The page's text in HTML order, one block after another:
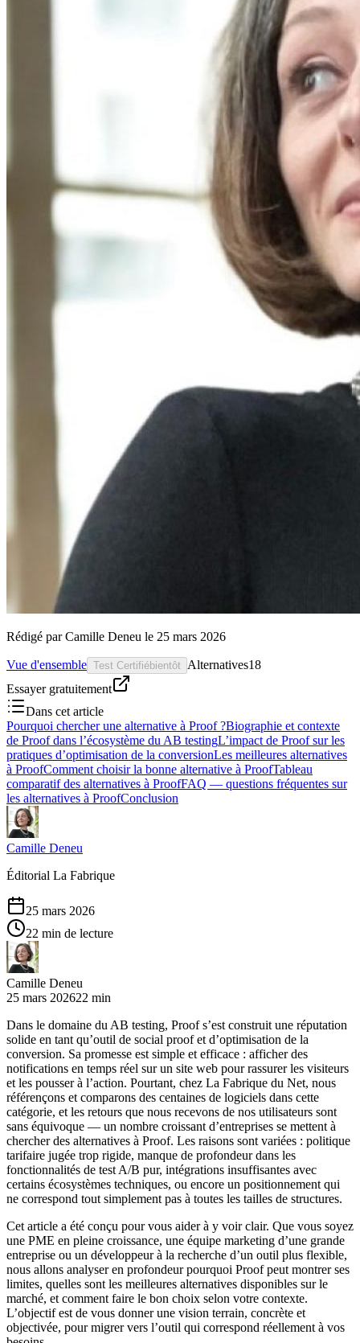
Rédigé par Camille Deneu le 25 mars 2026
Vue d'ensemble Test Certifiébientôt Alternatives18
Essayer gratuitement
Dans cet article
Pourquoi chercher une alternative à Proof ?Biographie et contexte
de Proof dans l’écosystème du AB testingL’impact de Proof sur les
pratiques d’optimisation de la conversionLes meilleures alternatives
à ProofComment choisir la bonne alternative à ProofTableau
comparatif des alternatives à ProofFAQ — questions fréquentes sur
les alternatives à ProofConclusion
Camille Deneu
Éditorial La Fabrique
25 mars 2026
22 min de lecture
Camille Deneu
25 mars 202622 min
Dans le domaine du AB testing, Proof s’est construit une réputation
solide en tant qu’outil de social proof et d’optimisation de la
conversion. Sa promesse est simple et efficace : afficher des
notifications en temps réel sur un site web pour rassurer les visiteurs
et les pousser à l’action. Pourtant, chez La Fabrique du Net, nous
référençons et comparons des centaines de logiciels dans cette
catégorie, et les retours que nous recevons de nos utilisateurs sont
sans équivoque — un nombre croissant d’entreprises se mettent à
chercher des alternatives à Proof. Les raisons sont variées : politique
tarifaire jugée trop rigide, manque de profondeur dans les
fonctionnalités de test A/B pur, intégrations insuffisantes avec
certains écosystèmes techniques, ou encore un positionnement qui
ne correspond tout simplement pas à toutes les tailles de structures.
Cet article a été conçu pour vous aider à y voir clair. Que vous soyez
une PME en pleine croissance, une équipe marketing d’une grande
entreprise ou un développeur à la recherche d’un outil plus flexible,
nous allons analyser en profondeur pourquoi Proof peut montrer ses
limites, quelles sont les meilleures alternatives disponibles sur le
marché, et comment faire le bon choix selon votre contexte.
L’objectif est de vous donner une vision terrain, concrète et
objectivée, pour migrer vers l’outil qui correspond réellement à vos